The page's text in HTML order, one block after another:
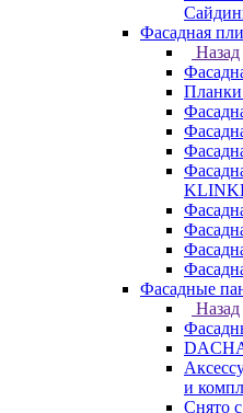
Фасадная
Назад
Планки
Фасадные
Назад
и
Снято